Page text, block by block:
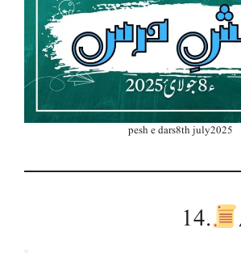
pesh e dars8th july2025
14.